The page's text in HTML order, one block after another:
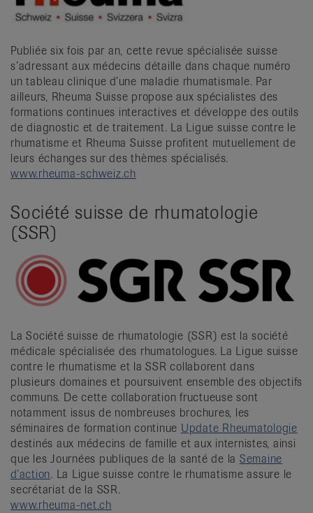
Publiée six fois par an, cette revue spécialisée suisse
s’adressant aux médecins détaille dans chaque numéro
un tableau clinique d’une maladie rhumatismale. Par
ailleurs, Rheuma Suisse propose aux spécialistes des
formations continues interactives et développe des outils
de diagnostic et de traitement. La Ligue suisse contre le
rhumatisme et Rheuma Suisse profitent mutuellement de
leurs échanges sur des thèmes spécialisés.
www.rheuma-schweiz.ch
Société suisse de rhumatologie
(SSR)
La Société suisse de rhumatologie (SSR) est la société
médicale spécialisée des rhumatologues. La Ligue suisse
contre le rhumatisme et la SSR collaborent dans
plusieurs domaines et poursuivent ensemble des objectifs
communs. De cette collaboration fructueuse sont
notamment issus de nombreuses brochures, les
séminaires de formation continue Update Rheumatologie
destinés aux médecins de famille et aux internistes, ainsi
que les Journées publiques de la santé de la Semaine
d’action. La Ligue suisse contre le rhumatisme assure le
secrétariat de la SSR.
www.rheuma-net.ch